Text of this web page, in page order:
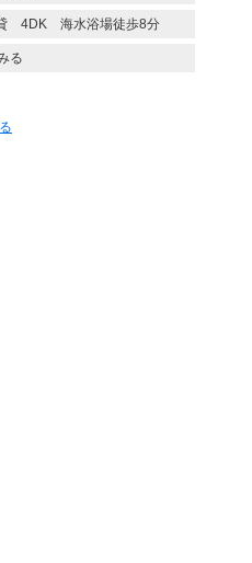
4DK 海水浴場徒歩8分
る